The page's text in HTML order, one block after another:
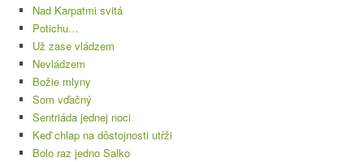
Nad Karpatmi svitá
Potichu…
Už zase vládzem
Nevládzem
Božie mlyny
Som vďačný
Sentriáda jednej noci
Keď chlap na dôstojnosti utŕži
Bolo raz jedno Salko